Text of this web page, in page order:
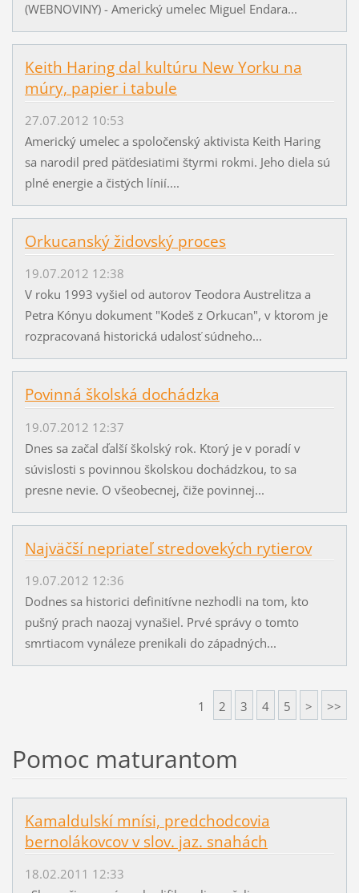
(WEBNOVINY) - Americký umelec Miguel Endara...
Keith Haring dal kultúru New Yorku na
múry, papier i tabule
27.07.2012 10:53
Americký umelec a spoločenský aktivista Keith Haring
sa narodil pred päťdesiatimi štyrmi rokmi. Jeho diela sú
plné energie a čistých línií....
Orkucanský židovský proces
19.07.2012 12:38
V roku 1993 vyšiel od autorov Teodora Austrelitza a
Petra Kónyu dokument "Kodeš z Orkucan", v ktorom je
rozpracovaná historická udalosť súdneho...
Povinná školská dochádzka
19.07.2012 12:37
Dnes sa začal ďalší školský rok. Ktorý je v poradí v
súvislosti s povinnou školskou dochádzkou, to sa
presne nevie. O všeobecnej, čiže povinnej...
Najväčší nepriateľ stredovekých rytierov
19.07.2012 12:36
Dodnes sa historici definitívne nezhodli na tom, kto
pušný prach naozaj vynašiel. Prvé správy o tomto
smrtiacom vynáleze prenikali do západných...
1 2 3 4 5 > >>
Pomoc maturantom
Kamaldulskí mnísi, predchodcovia
bernolákovcov v slov. jaz. snahách
18.02.2011 12:33